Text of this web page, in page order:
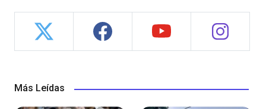
Más Leídas